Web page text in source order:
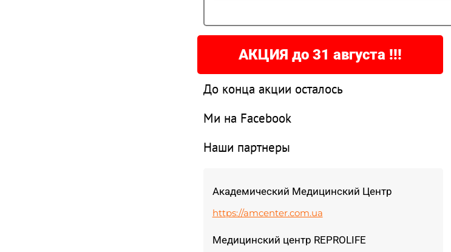
АКЦИЯ до 31 августа !!!
До конца акции осталось
Ми на Facebook
Наши партнеры
Академический Медицинский Центр
https://amcenter.com.ua
Медицинский центр REPROLIFE